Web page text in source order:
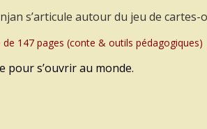
s’articule autour du jeu de cartes-
de 147 pages (conte & outils pédagogiques)
pour s’ouvrir au monde.